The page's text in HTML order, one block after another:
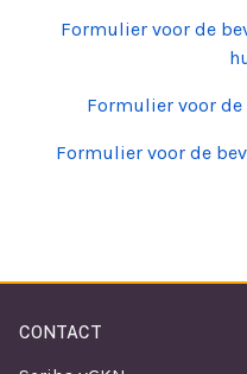
Formulier voor de
Formulier voor
Formulier voor de
CONTACT